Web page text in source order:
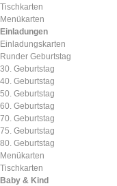
Tischkarten
Menükarten
Einladungen
Einladungskarten
Runder Geburtstag
30. Geburtstag
40. Geburtstag
50. Geburtstag
60. Geburtstag
70. Geburtstag
75. Geburtstag
80. Geburtstag
Menükarten
Tischkarten
Baby & Kind